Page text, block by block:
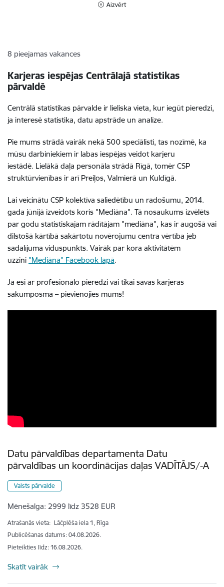
Aizvērt
8 pieejamas vakances
Karjeras iespējas Centrālajā statistikas
pārvaldē
Centrālā statistikas pārvalde ir lieliska vieta, kur iegūt pieredzi,
ja interesē statistika, datu apstrāde un analīze.
Pie mums strādā vairāk nekā 500 speciālisti, tas nozīmē, ka
mūsu darbiniekiem ir labas iespējas veidot karjeru
iestādē. Lielākā daļa personāla strādā Rīgā, tomēr CSP
struktūrvienības ir arī Preiļos, Valmierā un Kuldīgā.
Lai veicinātu CSP kolektīva saliedētību un radošumu, 2014.
gada jūnijā izveidots koris "Mediāna". Tā nosaukums izvēlēts
par godu statistiskajam rādītājam "mediāna", kas ir augošā vai
dilstošā kārtībā sakārtotu novērojumu centra vērtība jeb
sadalījuma viduspunkts. Vairāk par kora aktivitātēm
uzzini "Mediāna" Facebook lapā.
Ja esi ar profesionālo pieredzi vai tikai savas karjeras
sākumposmā – pievienojies mums!
Datu pārvaldības departamenta Datu
pārvaldības un koordinācijas daļas VADĪTĀJS/-A
Valsts pārvalde
Mēnešalga: 2999 līdz 3528 EUR
Atrašanās vieta: Lāčplēša iela 1, Rīga
Publicēšanas datums: 04.08.2026.
Pieteikties līdz: 16.08.2026.
Skatīt vairāk